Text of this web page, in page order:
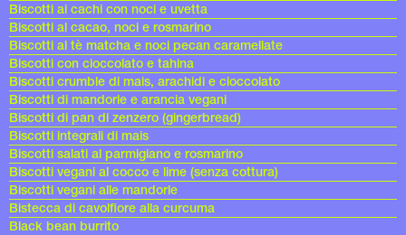
Biscotti ai cachi con noci e uvetta
Biscotti al cacao, noci e rosmarino
Biscotti al tè matcha e noci pecan caramellate
Biscotti con cioccolato e tahina
Biscotti crumble di mais, arachidi e cioccolato
Biscotti di mandorle e arancia vegani
Biscotti di pan di zenzero (gingerbread)
Biscotti integrali di mais
Biscotti salati al parmigiano e rosmarino
Biscotti vegani al cocco e lime (senza cottura)
Biscotti vegani alle mandorle
Bistecca di cavolfiore alla curcuma
Black bean burrito